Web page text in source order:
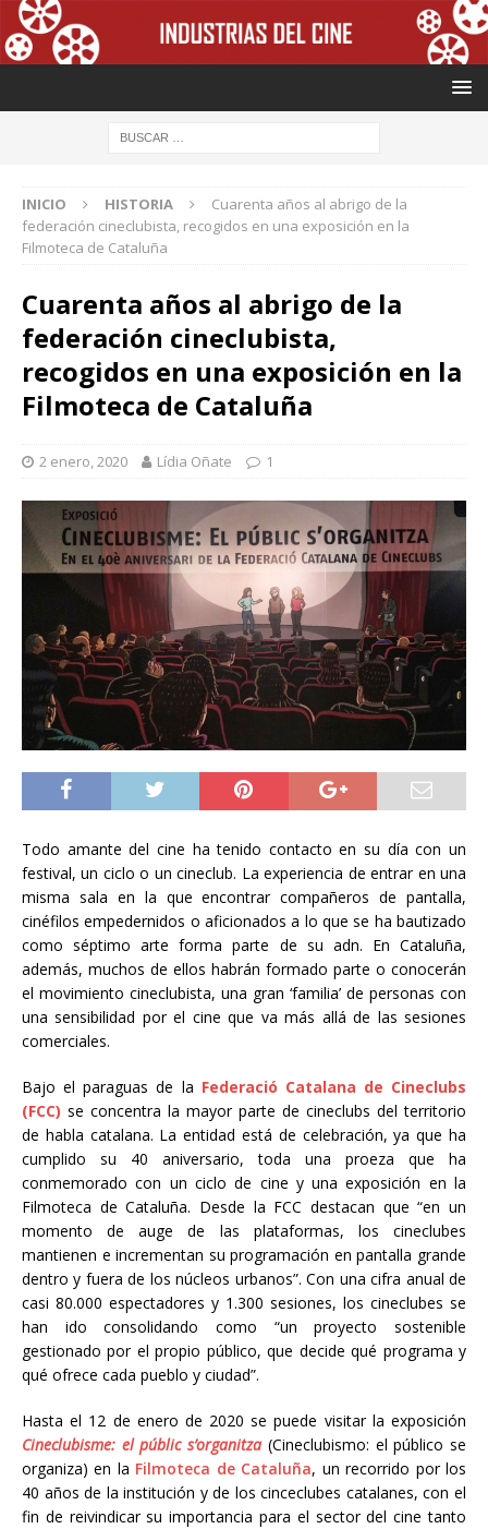
INICIO HISTORIA
Cuarenta años al abrigo de la
federación cineclubista, recogidos en una exposición en la
Filmoteca de Cataluña
Cuarenta años al abrigo de la
federación cineclubista,
recogidos en una exposición en la
Filmoteca de Cataluña
2 enero, 2020 Lídia Oñate 1
Todo amante del cine ha tenido contacto en su día con un
festival, un ciclo o un cineclub. La experiencia de entrar en una
misma sala en la que encontrar compañeros de pantalla,
cinéfilos empedernidos o aficionados a lo que se ha bautizado
como séptimo arte forma parte de su adn. En Cataluña,
además, muchos de ellos habrán formado parte o conocerán
el movimiento cineclubista, una gran ‘familia’ de personas con
una sensibilidad por el cine que va más allá de las sesiones
comerciales.
Bajo el paraguas de la Federació Catalana de Cineclubs
(FCC) se concentra la mayor parte de cineclubs del territorio
de habla catalana. La entidad está de celebración, ya que ha
cumplido su 40 aniversario, toda una proeza que ha
conmemorado con un ciclo de cine y una exposición en la
Filmoteca de Cataluña. Desde la FCC destacan que “en un
momento de auge de las plataformas, los cineclubes
mantienen e incrementan su programación en pantalla grande
dentro y fuera de los núcleos urbanos”. Con una cifra anual de
casi 80.000 espectadores y 1.300 sesiones, los cineclubes se
han ido consolidando como “un proyecto sostenible
gestionado por el propio público, que decide qué programa y
qué ofrece cada pueblo y ciudad”.
Hasta el 12 de enero de 2020 se puede visitar la exposición
Cineclubisme: el públic s’organitza (Cineclubismo: el público se
organiza) en la Filmoteca de Cataluña, un recorrido por los
40 años de la institución y de los cinceclubes catalanes, con el
fin de reivindicar su importancia para el sector del cine tanto